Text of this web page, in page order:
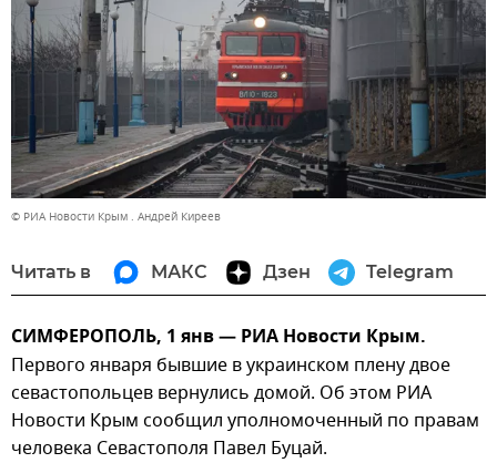
© РИА Новости Крым . Андрей Киреев
Читать в МАКС Дзен Telegram
СИМФЕРОПОЛЬ, 1 янв — РИА Новости Крым.
Первого января бывшие в украинском плену двое
севастопольцев вернулись домой. Об этом РИА
Новости Крым сообщил уполномоченный по правам
человека Севастополя Павел Буцай.